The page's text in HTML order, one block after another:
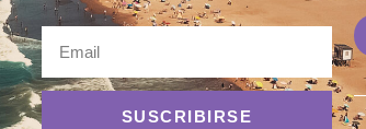
SUSCRIBIRSE